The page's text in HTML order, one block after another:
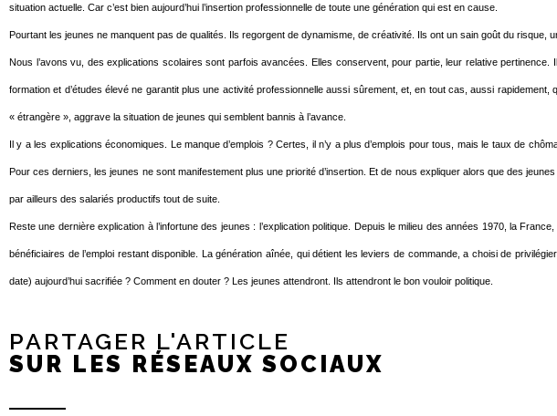
situation actuelle. Car c’est bien aujourd’hui l’insertion professionnelle de toute une génération qui est en cause.
Pourtant les jeunes ne manquent pas de qualités. Ils regorgent de dynamisme, de créativité. Ils ont un sain goût du
Nous l’avons vu, des explications scolaires sont parfois avancées. Elles conservent, pour partie, leur relative
formation et d’études élevé ne garantit plus une activité professionnelle aussi sûrement, et, en tout cas, aussi
« étrangère », aggrave la situation de jeunes qui semblent bannis à l’avance.
Il y a les explications économiques. Le manque d’emplois ? Certes, il n’y a plus d’emplois pour tous, mais le taux de
Pour ces derniers, les jeunes ne sont manifestement plus une priorité d’insertion. Et de nous expliquer alors que des
par ailleurs des salariés productifs tout de suite.
Reste une dernière explication à l’infortune des jeunes : l’explication politique. Depuis le milieu des années 1970, la
bénéficiaires de l’emploi restant disponible. La génération aînée, qui détient les leviers de commande, a choisi de
date) aujourd’hui sacrifiée ? Comment en douter ? Les jeunes attendront. Ils attendront le bon vouloir politique.
PARTAGER L'ARTICLE
SUR LES RÉSEAUX SOCIAUX